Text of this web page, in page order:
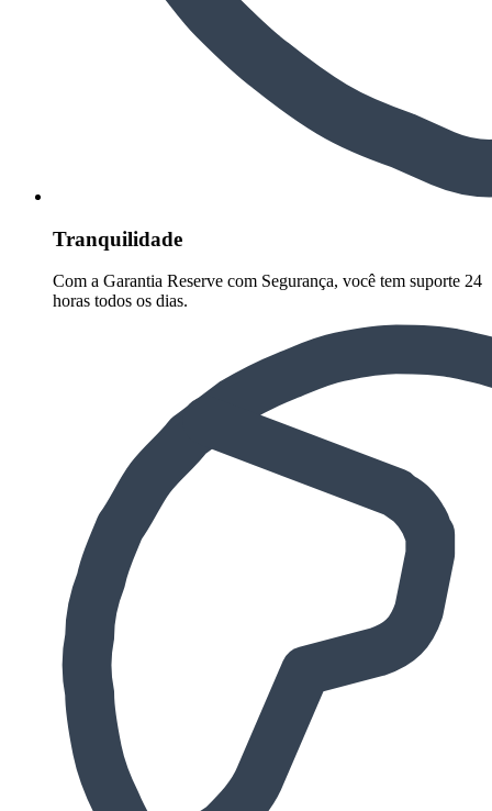
Tranquilidade
Com a Garantia Reserve com Segurança, você tem suporte 24
horas todos os dias.